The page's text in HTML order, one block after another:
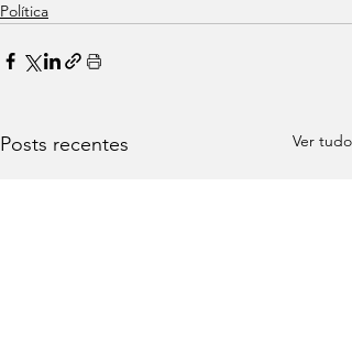
Política
Posts recentes Ver tudo